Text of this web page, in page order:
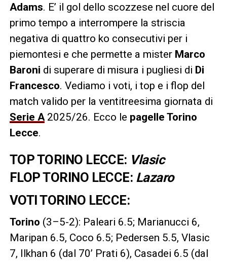
Adams. E’ il gol dello scozzese nel cuore del
primo tempo a interrompere la striscia
negativa di quattro ko consecutivi per i
piemontesi e che permette a mister Marco
Baroni di superare di misura i pugliesi di Di
Francesco. Vediamo i voti, i top e i flop del
match valido per la ventitreesima giornata di
Serie A2025/26. Ecco le pagelle Torino
Lecce.
TOP TORINO LECCE: Vlasic
FLOP TORINO LECCE: Lazaro
VOTI TORINO LECCE:
Torino (3–5-2): Paleari 6.5; Marianucci 6,
Maripan 6.5, Coco 6.5; Pedersen 5.5, Vlasic
7, Ilkhan 6 (dal 70’ Prati 6), Casadei 6.5 (dal